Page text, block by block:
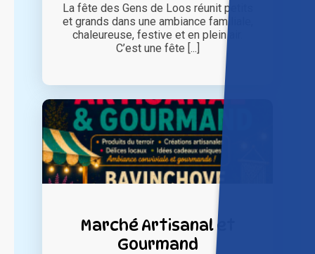
La fête des Gens de Loos réunit petits
et grands dans une ambiance familiale,
chaleureuse, festive et en plein air.
C’est une fête [...]
Marché Artisanal et
Gourmand